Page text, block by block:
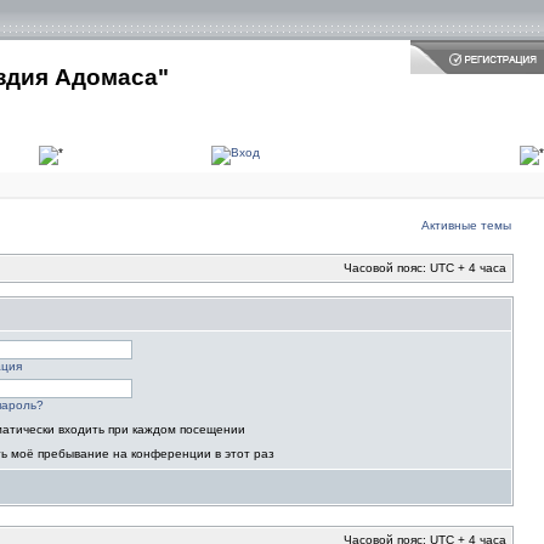
Адомаса"
Активные темы
Часовой пояс: UTC + 4 часа
входить при каждом посещении
моё пребывание на конференции в этот раз
Часовой пояс: UTC + 4 часа